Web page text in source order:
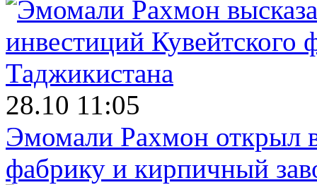
28.10 11:05
Эмомали Рахмон открыл
фабрику и кирпичный